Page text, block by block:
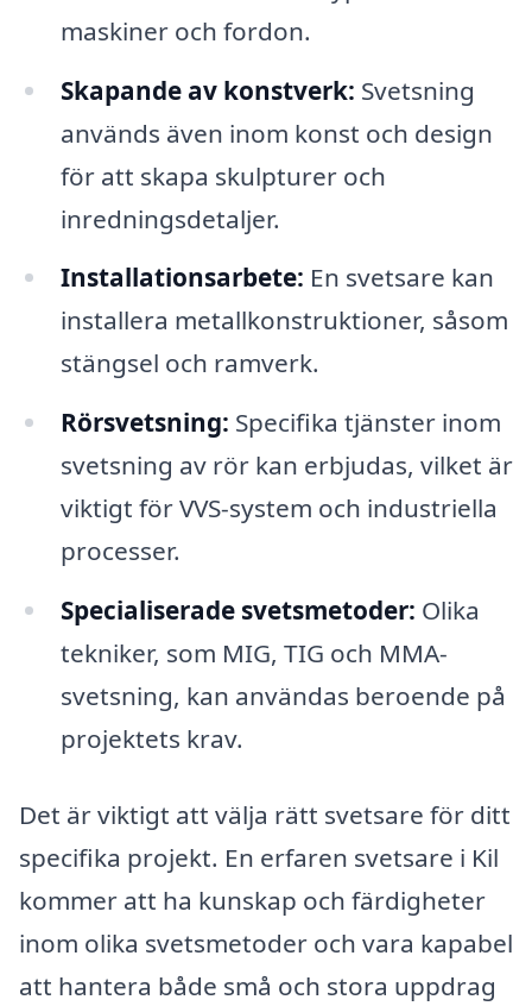
maskiner och fordon.
Skapande av konstverk: Svetsning
används även inom konst och design
för att skapa skulpturer och
inredningsdetaljer.
Installationsarbete: En svetsare kan
installera metallkonstruktioner, såsom
stängsel och ramverk.
Rörsvetsning: Specifika tjänster inom
svetsning av rör kan erbjudas, vilket är
viktigt för VVS-system och industriella
processer.
Specialiserade svetsmetoder: Olika
tekniker, som MIG, TIG och MMA-
svetsning, kan användas beroende på
projektets krav.
Det är viktigt att välja rätt svetsare för ditt
specifika projekt. En erfaren svetsare i Kil
kommer att ha kunskap och färdigheter
inom olika svetsmetoder och vara kapabel
att hantera både små och stora uppdrag